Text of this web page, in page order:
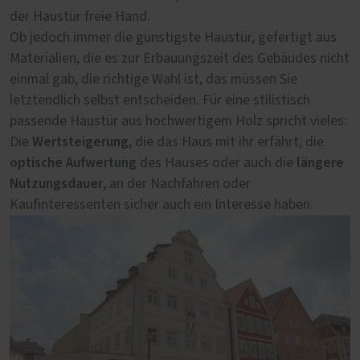
der Haustür freie Hand.
Ob jedoch immer die günstigste Haustür, gefertigt aus
Materialien, die es zur Erbauungszeit des Gebäudes nicht
einmal gab, die richtige Wahl ist, das müssen Sie
letztendlich selbst entscheiden. Für eine stilistisch
passende Haustür aus hochwertigem Holz spricht vieles:
Die Wertsteigerung, die das Haus mit ihr erfährt, die
optische Aufwertung des Hauses oder auch die längere
Nutzungsdauer, an der Nachfahren oder
Kaufinteressenten sicher auch ein Interesse haben.
Zustand, wird die Behörde auf deren Erhalt, also die
Restaurierung, bestehen. Sollte die historische Haustür
bereits gegen eine unpassende Tür ausgetauscht
worden sein, können eventuell noch in der Nachbarschaft
vorhandene und in die Bauzeit passende alte Türen als
Rekonstruktionsvorlage genutzt werden. Im nächsten
Schritt können wir als Fachbetrieb beratend tätig werden
und mit einer Konstruktionszeichnung sowie einem
detaillierten Angebot wichtige Unterlagen für den
Antrag auf denkmalrechtliche Genehmigung der neuen
nach erteilter Genehmigung der Denkmalschutzbehörde
ausgelöst werden. Übrigens: Dank der steuerrechtlichen
Absetzung für Abnutzung, umgangssprachlich auch
genannt, können Sie
bis zu 100 % der
geltend machen